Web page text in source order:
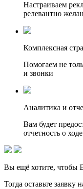
Настраиваем
релевантно
Комплексная
Помогаем не
и звонки
Аналитика и
Вам будет
отчетность о
Вы ещё хотите, чтобы
Тогда оставьте